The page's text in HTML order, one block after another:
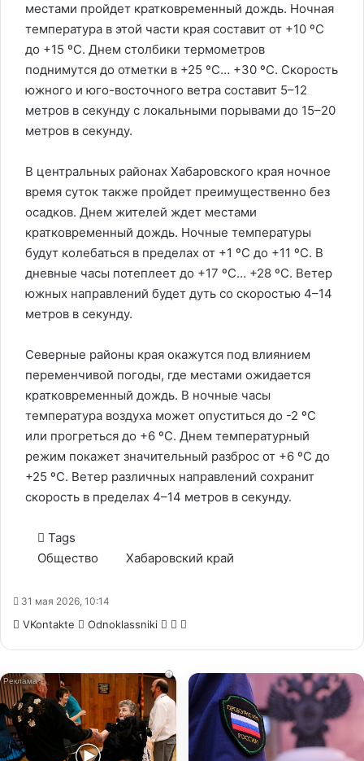
местами пройдет кратковременный дождь. Ночная
температура в этой части края составит от +10 ºС
до +15 ºС. Днем столбики термометров
поднимутся до отметки в +25 ºС… +30 ºС. Скорость
южного и юго-восточного ветра составит 5–12
метров в секунду с локальными порывами до 15–20
метров в секунду.
В центральных районах Хабаровского края ночное
время суток также пройдет преимущественно без
осадков. Днем жителей ждет местами
кратковременный дождь. Ночные температуры
будут колебаться в пределах от +1 ºС до +11 ºС. В
дневные часы потеплеет до +17 ºС… +28 ºС. Ветер
южных направлений будет дуть со скоростью 4–14
метров в секунду.
Северные районы края окажутся под влиянием
переменчивой погоды, где местами ожидается
кратковременный дождь. В ночные часы
температура воздуха может опуститься до -2 ºС
или прогреться до +6 ºС. Днем температурный
режим покажет значительный разброс от +6 ºС до
+25 ºС. Ветер различных направлений сохранит
скорость в пределах 4–14 метров в секунду.
Tags
Общество
Хабаровский край
31 мая 2026, 10:14
VKontakte Odnoklassniki WhatsApp
Telegram
i